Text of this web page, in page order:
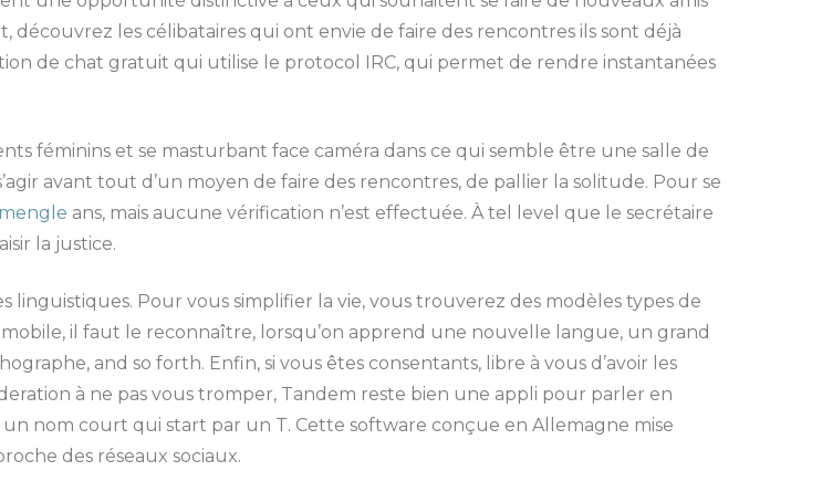
les célibataires qui ont envie de faire des rencontres ils sont déjà
de chat gratuit qui utilise le protocol IRC, qui permet de rendre instantanées
féminins et se masturbant face caméra dans ce qui semble être une salle de
avant tout d’un moyen de faire des rencontres, de pallier la solitude. Pour se
ans, mais aucune vérification n’est effectuée. À tel level que le secrétaire
la justice.
Pour vous simplifier la vie, vous trouverez des modèles types de
il faut le reconnaître, lorsqu’on apprend une nouvelle langue, un grand
and so forth. Enfin, si vous êtes consentants, libre à vous d’avoir les
à ne pas vous tromper, Tandem reste bien une appli pour parler en
nom court qui start par un T. Cette software conçue en Allemagne mise
des réseaux sociaux.